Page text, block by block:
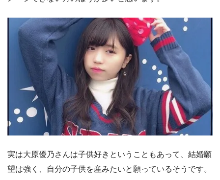
実は大原優乃さんは子供好きということもあって、結婚願
望は強く、自分の子供を産みたいと願っているそうです。